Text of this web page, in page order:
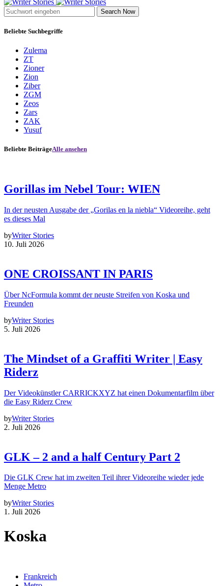
Search Now
Beliebte Suchbegriffe
Zulema
ZT
Zioner
Zion
Ziber
ZGM
Zeos
Zars
ZAK
Yusuf
Beliebte BeiträgeAlle ansehen
Gorillas im Nebel Tour: WIEN
In der neusten Ausgabe der „Gorilas en la niebla“ Videoreihe, geht
es dieses Mal
byWriter Stories
10. Juli 2026
ONE CROISSANT IN PARIS
Über NcFormula kommt der neuste Streifen von Koska und
Freunden
byWriter Stories
5. Juli 2026
The Mindset of a Graffiti Writer | Easy
Riderz
Der Videokünstler CARRICKXYZ hat einen Dokumentarfilm über
die Easy Riderz Crew
byWriter Stories
2. Juli 2026
GLK – 2 and a half Century Part 2
Die GLK Crew hat im zweiten Teil ihrer Videoreihe wieder jede
Menge Metro
byWriter Stories
1. Juli 2026
Koska
Frankreich